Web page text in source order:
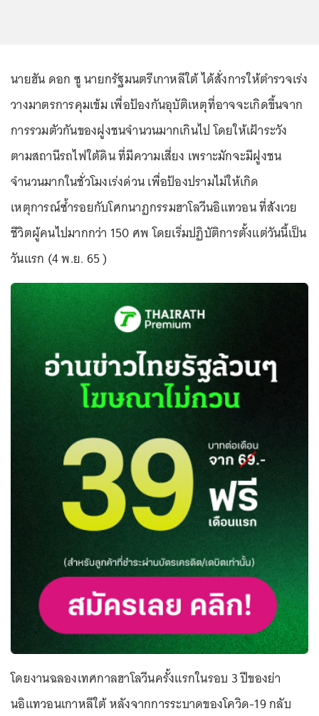
นายฮัน ดอก ซู นายกรัฐมนตรีเกาหลีใต้ ได้สั่งการให้ตำรวจเร่ง
วางมาตรการคุมเข้ม เพื่อป้องกันอุบัติเหตุที่อาจจะเกิดขึ้นจาก
การรวมตัวกันของฝูงชนจำนวนมากเกินไป โดยให้เฝ้าระวัง
ตามสถานีรถไฟใต้ดิน ที่มีความเสี่ยง เพราะมักจะมีฝูงชน
จำนวนมากในชั่วโมงเร่งด่วน เพื่อป้องปรามไม่ให้เกิด
เหตุการณ์ซ้ำรอยกับโศกนาฏกรรมฮาโลวีนอิแทวอน ที่สังเวย
ชีวิตผู้คนไปมากกว่า 150 ศพ โดยเริ่มปฏิบัติการตั้งแต่วันนี้เป็น
วันแรก (4 พ.ย. 65 )
โดยงานฉลองเทศกาลฮาโลวีนครั้งแรกในรอบ 3 ปีของย่า
นอิแทวอนเกาหลีใต้ หลังจากการระบาดของโควิด-19 กลับ